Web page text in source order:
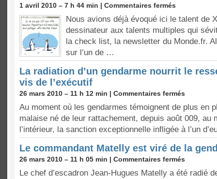
1 avril 2010 – 7 h 44 min | Commentaires fermés
Nous avions déjà évoqué ici le talent de
dessinateur aux talents multiples qui
la check list, la newsletter du Monde.fr.
sur l’un de …
La radiation d’un gendarme nourrit le
vis de l’exécutif
26 mars 2010 – 11 h 12 min | Commentaires fermés
Au moment où les gendarmes témoignent de plus en
malaise né de leur rattachement, depuis août 009, au
l’intérieur, la sanction exceptionnelle infligée à l’un
Le commandant Matelly est viré de la
26 mars 2010 – 11 h 05 min | Commentaires fermés
Le chef d’escadron Jean-Hugues Matelly a été radié